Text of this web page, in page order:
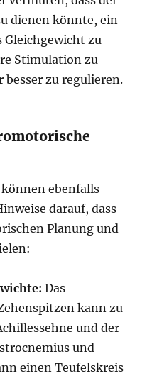
dienen könnte, ein
Gleichgewicht zu
Stimulation zu
besser zu regulieren.
ebenfalls
darauf, dass
Planung und
Das
kann zu
und der
und
einen Teufelskreis